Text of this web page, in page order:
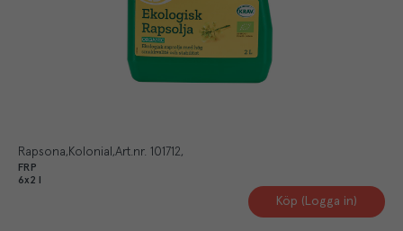
Rapsona Kolonial Art.nr. 101712
FRP
6x2 l
Köp (Logga in)